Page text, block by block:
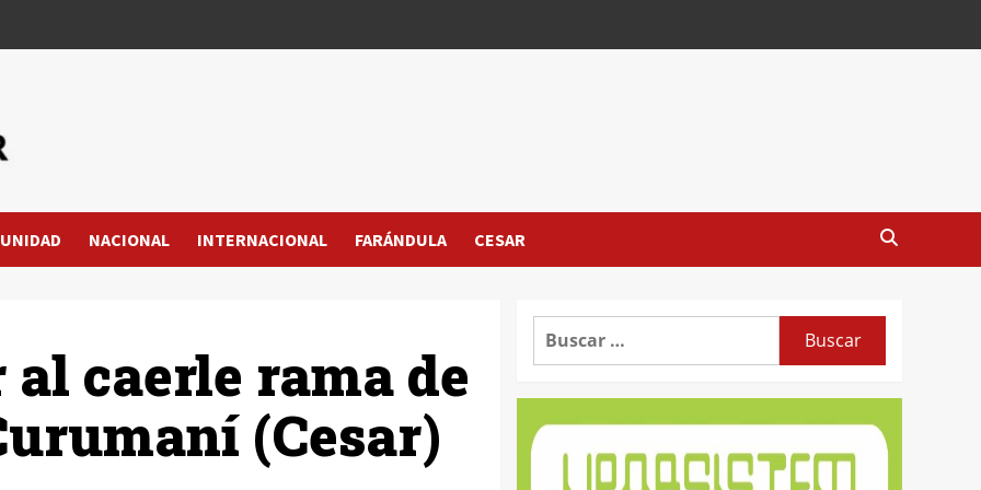
NACIONAL INTERNACIONAL FARÁNDULA CESAR
caerle rama de
(Cesar)
Buscar: